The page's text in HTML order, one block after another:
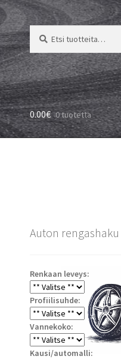
Etsi:
Haku
0.00€ 0 tuotetta
Auton rengashaku
Renkaan leveys:
Profiilisuhde:
Vannekoko:
Kausi/automalli: